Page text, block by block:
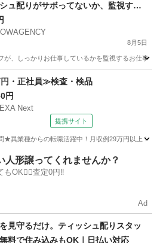
ュ配りがサボってないか、監視する
8月5日
が、しっかりお仕事しているかを監視するお仕事
ティッシュ
・正社員≫検査・検品
円
Next
提携サイト
★異業種からの転職活躍中！月収例29万円以上
その他
人形譲ってくれませんか？
もOK🙆‍♀️査定0円‼️
Ad
見守るだけ。ティッシュ配りスタッ
料で住み込みもOK｜日払い対応